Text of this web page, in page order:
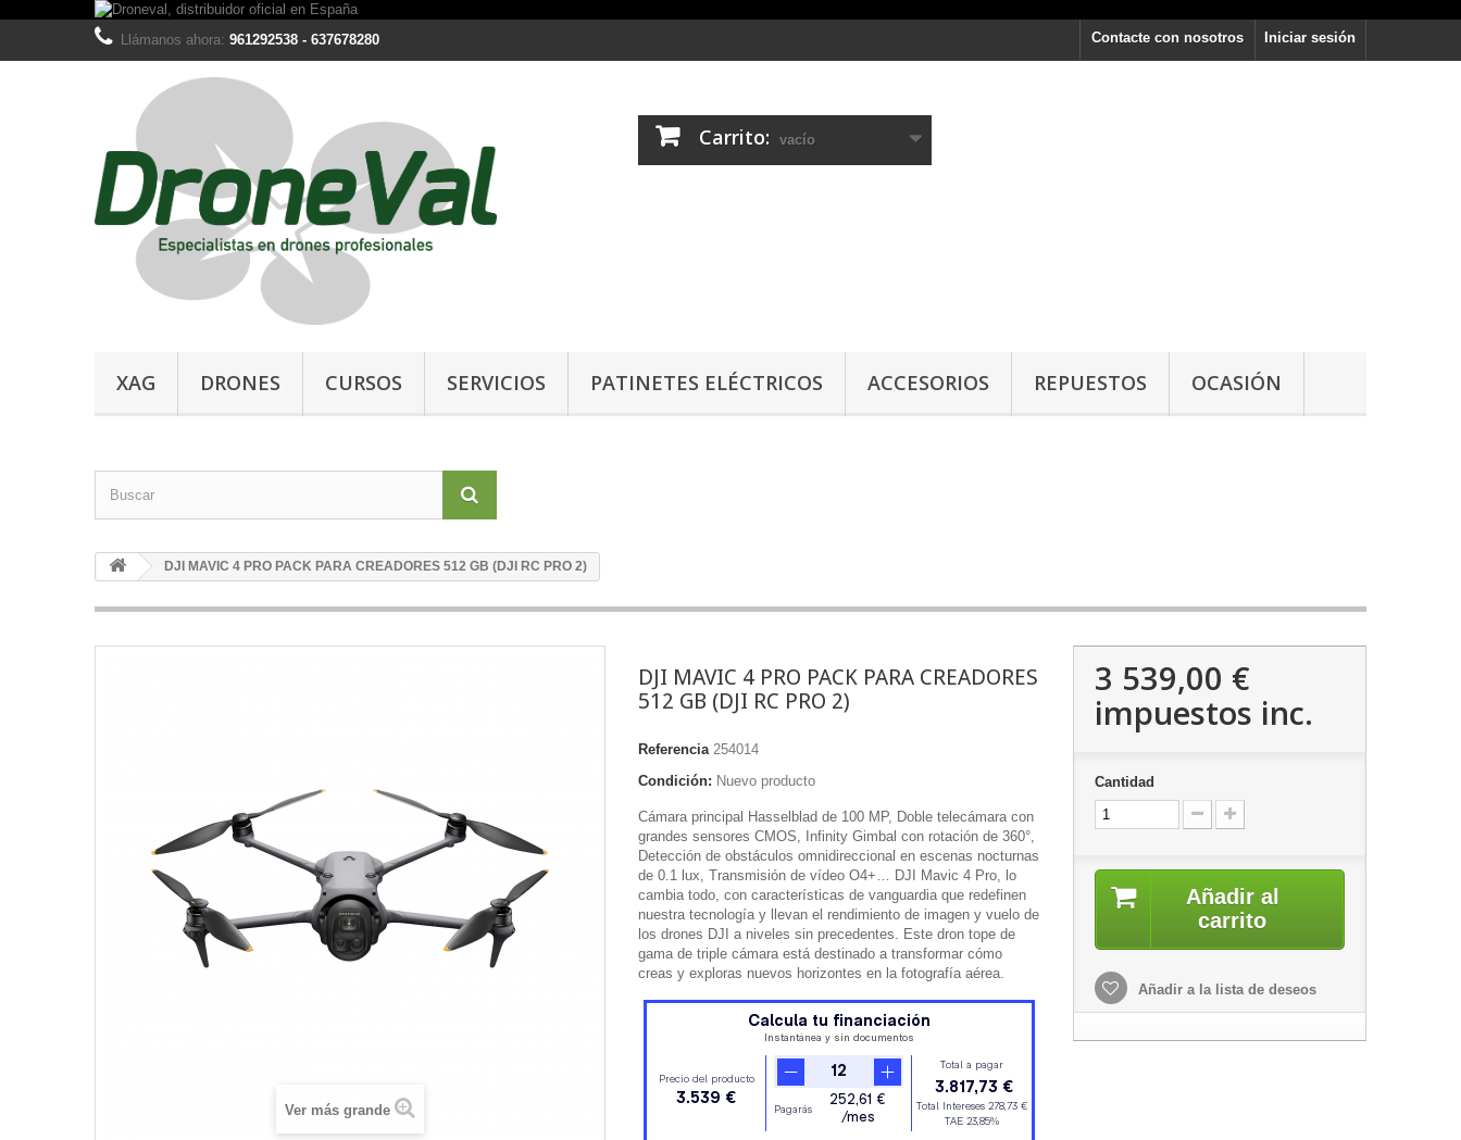
Iniciar sesión
Contacte con nosotros
Llámanos ahora: 961292538 - 637678280
Carrito: vacío
XAG DRONES CURSOS SERVICIOS PATINETES ELÉCTRICOS ACCESORIOS REPUESTOS OCASIÓN
DJI MAVIC 4 PRO PACK PARA CREADORES 512 GB (DJI RC PRO 2)
Ver más grande
DJI MAVIC 4 PRO PACK PARA CREADORES
512 GB (DJI RC PRO 2)
Referencia 254014
Condición: Nuevo producto
Cámara principal Hasselblad de 100 MP, Doble telecámara con
grandes sensores CMOS, Infinity Gimbal con rotación de 360°,
Detección de obstáculos omnidireccional en escenas nocturnas
de 0.1 lux, Transmisión de vídeo O4+… DJI Mavic 4 Pro, lo
cambia todo, con características de vanguardia que redefinen
nuestra tecnología y llevan el rendimiento de imagen y vuelo de
los drones DJI a niveles sin precedentes. Este dron tope de
gama de triple cámara está destinado a transformar cómo
creas y exploras nuevos horizontes en la fotografía aérea.
3 539,00 €
impuestos inc.
Cantidad
Añadir al
carrito
Añadir a la lista de deseos